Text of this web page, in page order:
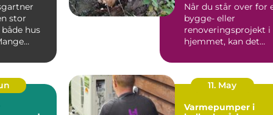
stor
hus
Når du står over for
bygge- eller
renoveringsprojekt i
hjemmet, kan det
hvor ...
11. May
Varmepumper i